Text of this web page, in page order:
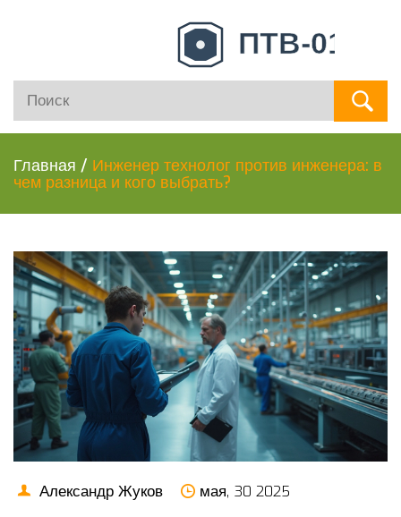
Главная / Инженер технолог против инженера: в
чем разница и кого выбрать?
Александр Жуков мая, 30 2025